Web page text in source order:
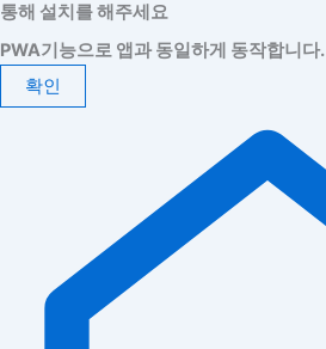
통해 설치를 해주세요
PWA기능으로 앱과 동일하게 동작합니다.
확인